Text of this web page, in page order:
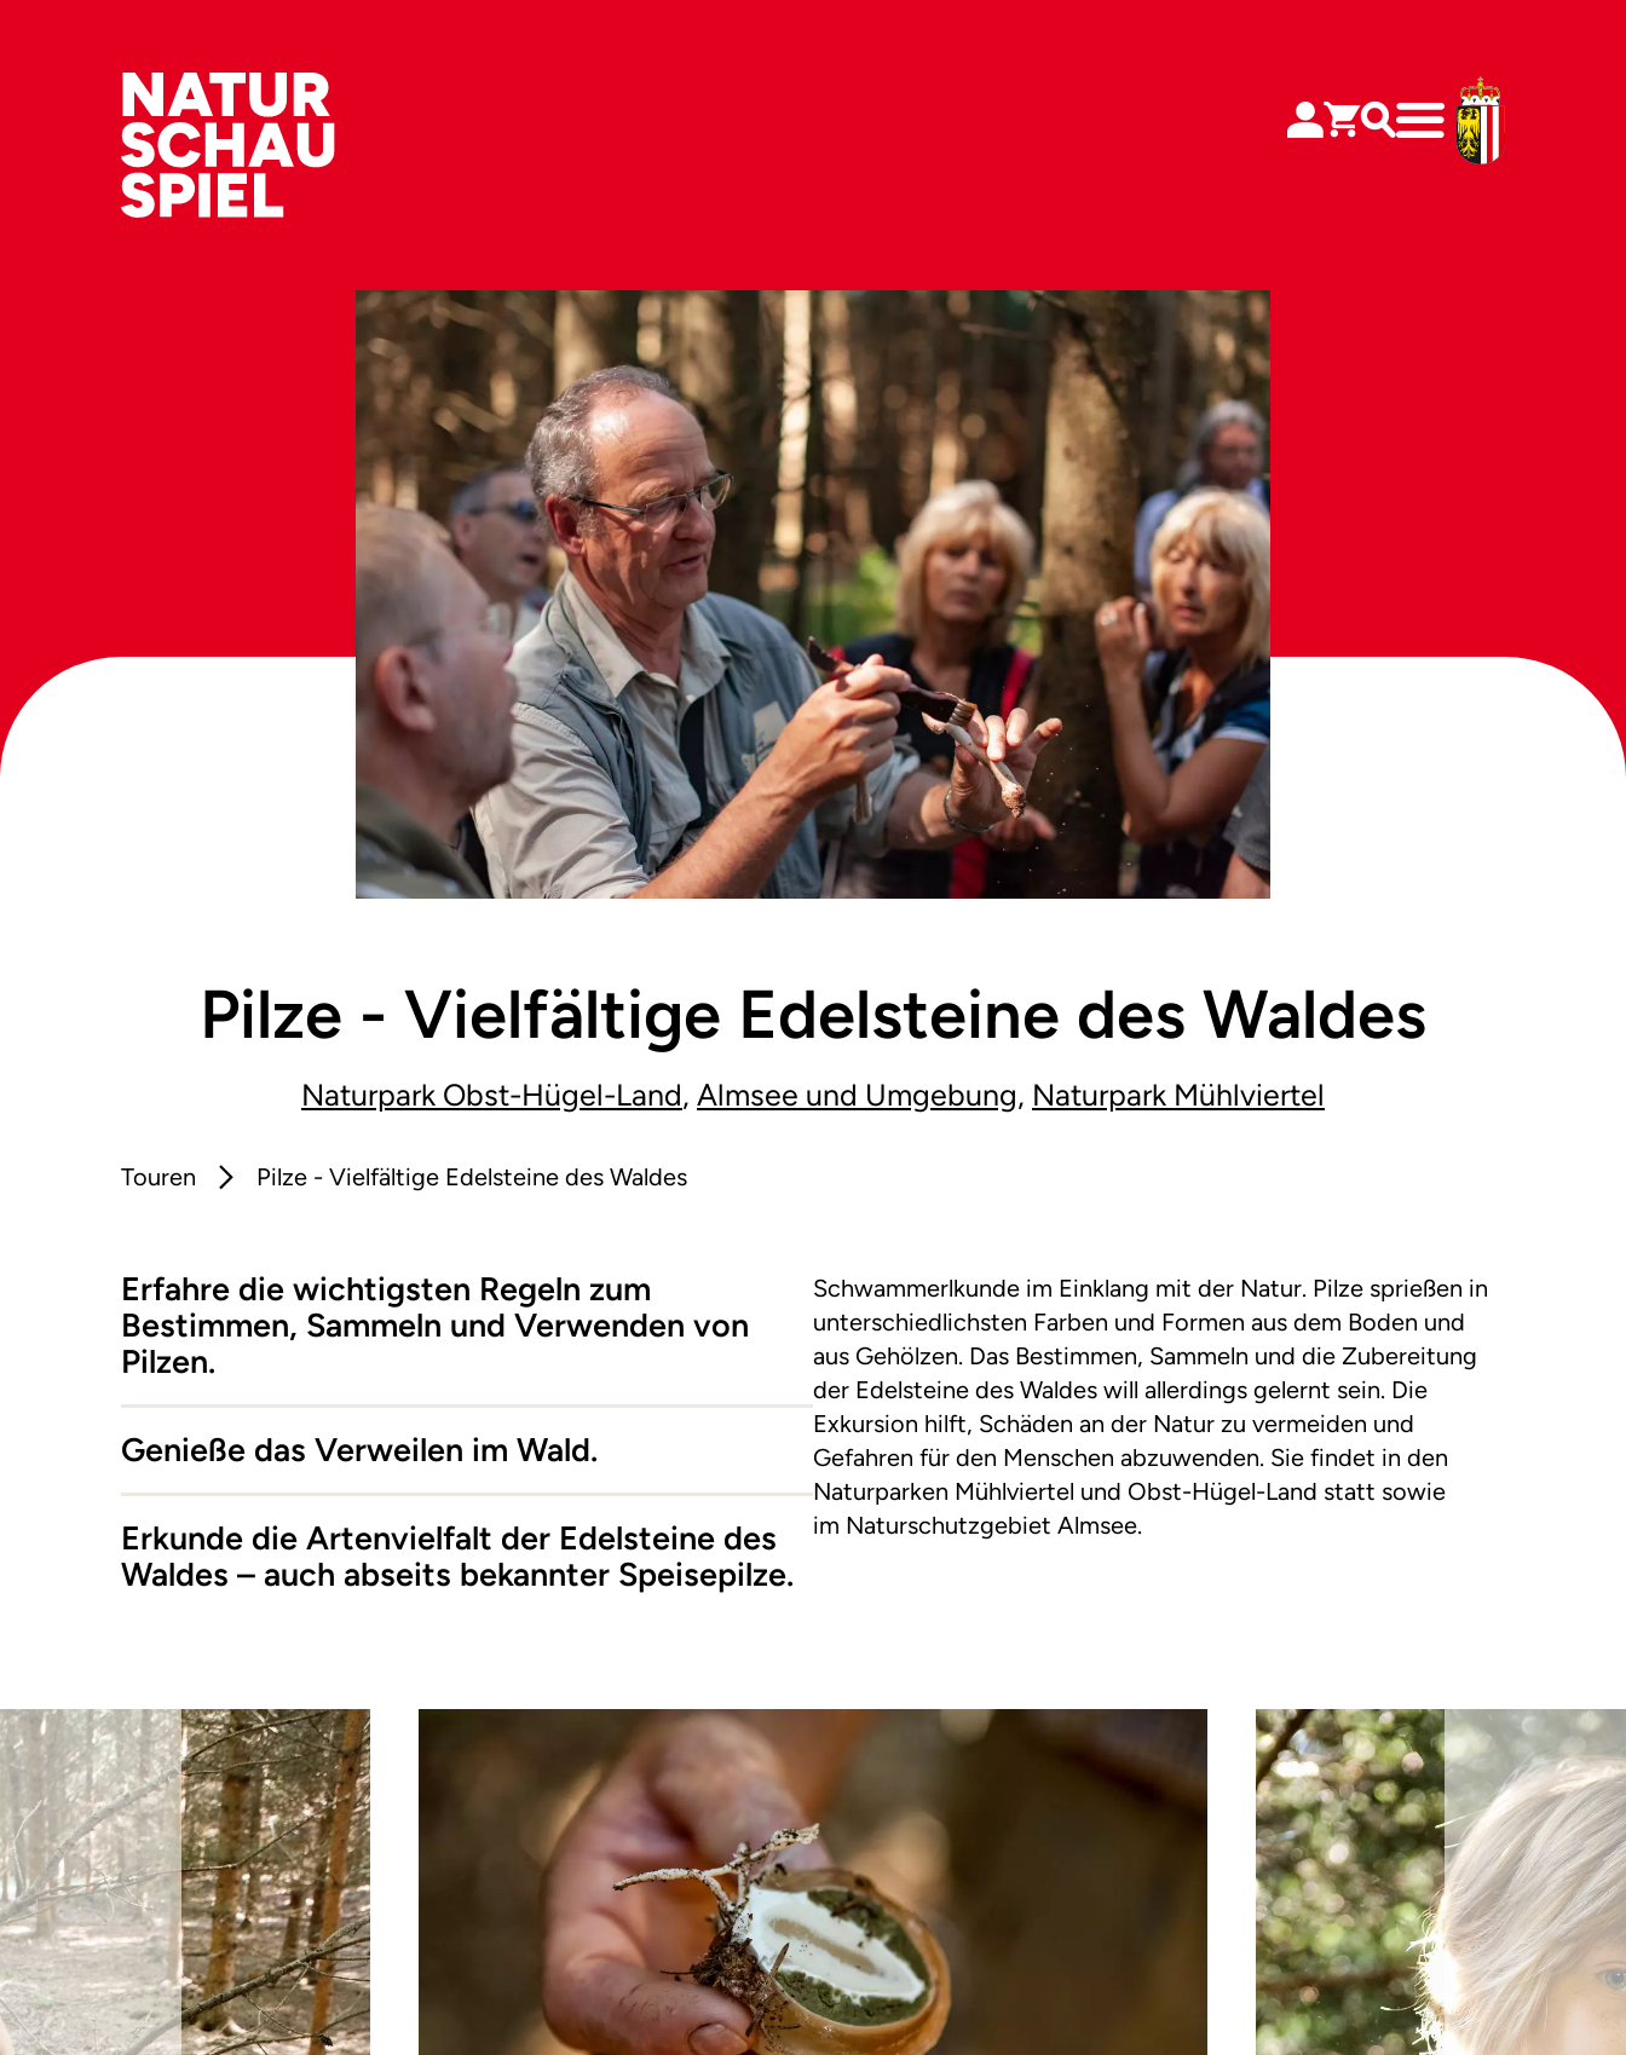
Pilze - Vielfältige Edelsteine des Waldes
Naturpark Obst-Hügel-Land, Almsee und Umgebung, Naturpark Mühlviertel
Touren Pilze - Vielfältige Edelsteine des Waldes
Erfahre die wichtigsten Regeln zum
Bestimmen, Sammeln und Verwenden von
Pilzen.
Genieße das Verweilen im Wald.
Erkunde die Artenvielfalt der Edelsteine des
Waldes – auch abseits bekannter Speisepilze.
Schwammerlkunde im Einklang mit der Natur. Pilze sprießen in
unterschiedlichsten Farben und Formen aus dem Boden und
aus Gehölzen. Das Bestimmen, Sammeln und die Zubereitung
der Edelsteine des Waldes will allerdings gelernt sein. Die
Exkursion hilft, Schäden an der Natur zu vermeiden und
Gefahren für den Menschen abzuwenden. Sie findet in den
Naturparken Mühlviertel und Obst-Hügel-Land statt sowie
im Naturschutzgebiet Almsee.